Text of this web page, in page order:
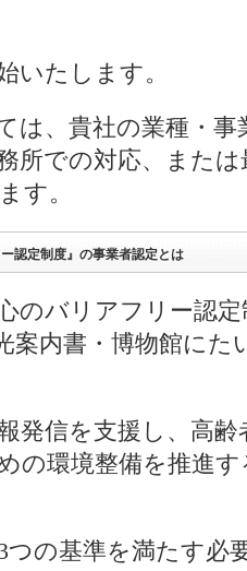
いたします。
は、貴社の業種・事
所での対応、また
す。
認定制度』の事業者認定とは
のバリアフリー認
案内書・博物館に
発信を支援し、高
の環境整備を推進
の基準を満たす必